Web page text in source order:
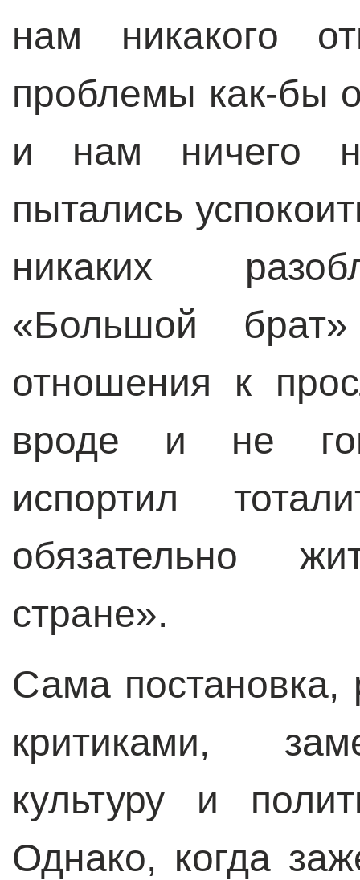
нам никакого
проблемы как-бы
и нам ничего
пытались
никаких
«Большой
отношения к
вроде и не
испортил
обязательно
стране».
Сама постановка,
критиками,
культуру и
Однако, когда